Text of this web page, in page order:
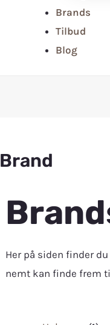
Brands
Tilbud
Blog
Brand
Her på siden finder
nemt kan finde frem